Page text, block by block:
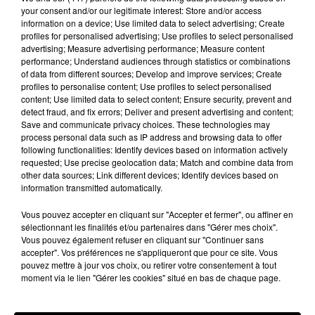
Hip-Hop News
7 août 2026
Moha MMZ dévoile « Mikasa », un
nouveau single entre amour et...
Tayc et Didi B dévoilent le single le plus
dansant de l’année
your consent and/or our legitimate interest: Store and/or access
information on a device; Use limited data to select advertising; Create
profiles for personalised advertising; Use profiles to select personalised
advertising; Measure advertising performance; Measure content
performance; Understand audiences through statistics or combinations
of data from different sources; Develop and improve services; Create
profiles to personalise content; Use profiles to select personalised
content; Use limited data to select content; Ensure security, prevent and
detect fraud, and fix errors; Deliver and present advertising and content;
Save and communicate privacy choices. These technologies may
process personal data such as IP address and browsing data to offer
following functionalities: Identify devices based on information actively
requested; Use precise geolocation data; Match and combine data from
other data sources; Link different devices; Identify devices based on
information transmitted automatically.
Vous pouvez accepter en cliquant sur "Accepter et fermer", ou affiner en
sélectionnant les finalités et/ou partenaires dans "Gérer mes choix".
Vous pouvez également refuser en cliquant sur "Continuer sans
accepter". Vos préférences ne s'appliqueront que pour ce site. Vous
pouvez mettre à jour vos choix, ou retirer votre consentement à tout
moment via le lien "Gérer les cookies" situé en bas de chaque page.